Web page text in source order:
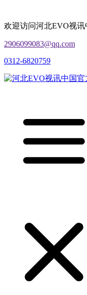
欢迎访问河北EVO视讯
2906099083@qq.com
0312-6820759